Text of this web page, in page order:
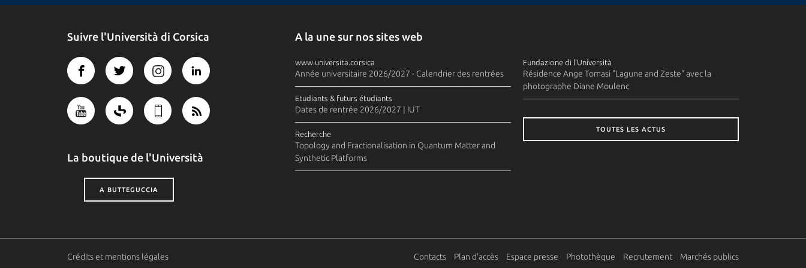
Suivre l'Università di Corsica
La boutique de l'Università
A BUTTEGUCCIA
A la une sur nos sites web
www.universita.corsica
Année universitaire 2026/2027 - Calendrier des rentrées
Etudiants & futurs étudiants
Dates de rentrée 2026/2027 | IUT
Recherche
Topology and Fractionalisation in Quantum Matter and
Synthetic Platforms
Fundazione di l'Università
Résidence Ange Tomasi "Lagune and Zeste" avec la
photographe Diane Moulenc
TOUTES LES ACTUS
Crédits et mentions légales Contacts Plan d'accès Espace presse Photothèque Recrutement Marchés publics